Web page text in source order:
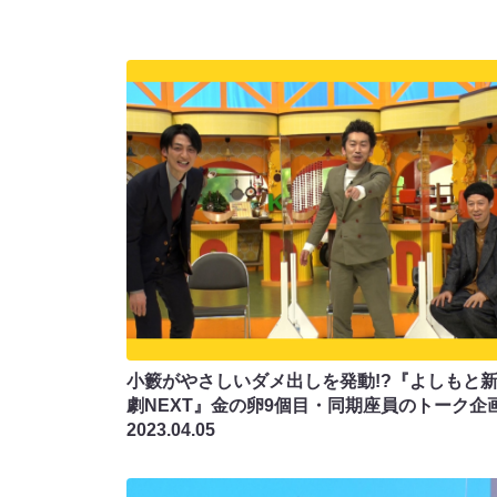
小籔がやさしいダメ出しを発動!?『よしもと
劇NEXT』金の卵9個目・同期座員のトーク企
2023.04.05